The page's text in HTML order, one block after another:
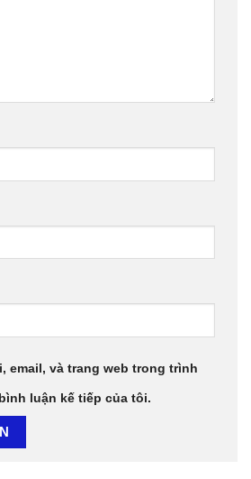
email, và trang web trong trình
luận kế tiếp của tôi.